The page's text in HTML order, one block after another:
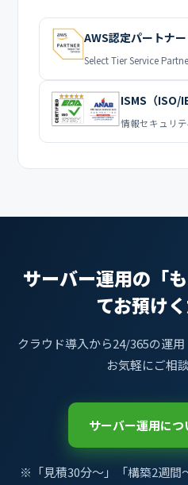
AWS認定パートナー
Select Tier Service
ISMS（ISO/
情報セキュリ
サーバー運用の「も
てお預けく
クラウド導入から24/365の運
お気軽にご相
サーバー運用につ
※「見積30分〜」「構築2週間